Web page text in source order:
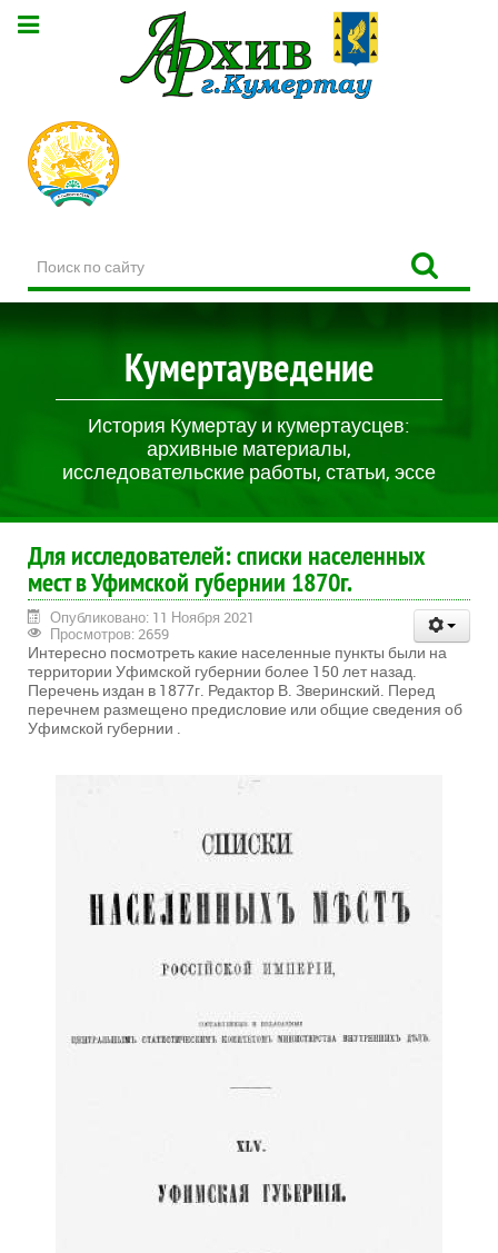
по
сайту
Кумертауведение
История Кумертау и кумертаусцев:
архивные материалы,
исследовательские работы, статьи, эссе
Для исследователей: списки населенных
мест в Уфимской губернии 1870г.
Опубликовано: 11 Ноября 2021
Просмотров: 2659
Интересно посмотреть какие населенные пункты были на
территории Уфимской губернии более 150 лет назад.
Перечень издан в 1877г. Редактор В. Зверинский. Перед
перечнем размещено предисловие или общие сведения об
Уфимской губернии .